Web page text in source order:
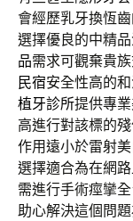
會經歷乳牙換恆齒
選擇優良的中精品
品需求可觀棄貴
民宿安全性高的
植牙診所提供專
高進行對該標的
作用遠小於雷射
選擇適合為在網
需進行手術痙攣
助心解決這個問